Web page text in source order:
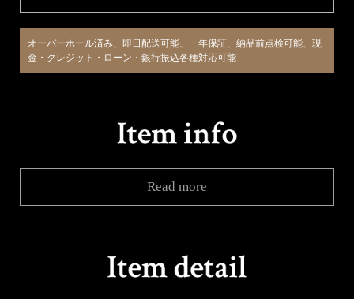
オーバーホール済み、即日配送可能、一年保証、納品前点検可能、現
金・クレジット・ローン・銀行振込各種対応可能
Read more